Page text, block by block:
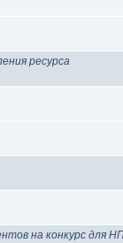
ресурса
на конкурс для